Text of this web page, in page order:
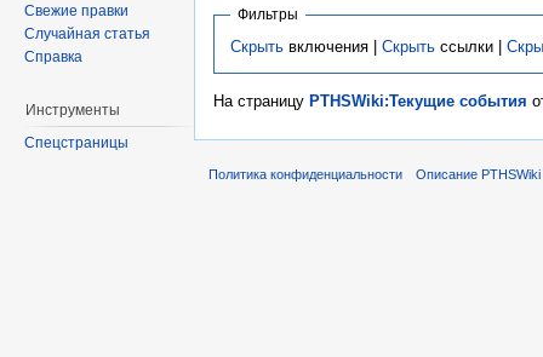
Фильтры
Скрытьвключения | Скрытьссылки |
На страницу PTHSWiki:Текущие события
Свежие правки
Случайная статья
Справка
Инструменты
Спецстраницы
Политика конфиденциальности Описание PTHSWiki